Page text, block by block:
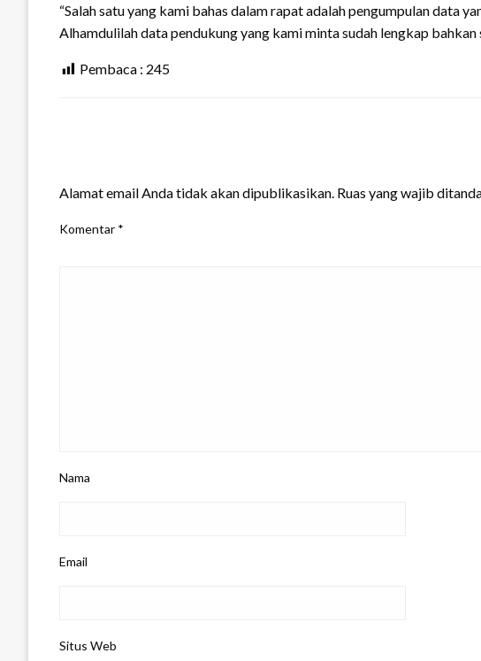
“Salah satu yang kami bahas dalam rapat adalah pengumpulan data
Alhamdulilah data pendukung yang kami minta sudah lengkap bahkan
Pembaca : 245
Alamat email Anda tidak akan dipublikasikan. Ruas yang wajib
Komentar *
Nama
Email
Situs Web